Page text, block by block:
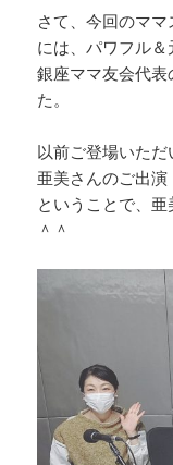
さて、今回のマ
には、パワフル＆
銀座ママ友会代
た。
以前ご登場いた
亜美さんのご出演
ということで、
＾＾